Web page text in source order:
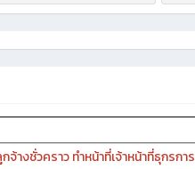
งชั่วคราว ทำหน้าที่เจ้าหน้าที่ธุกรการ